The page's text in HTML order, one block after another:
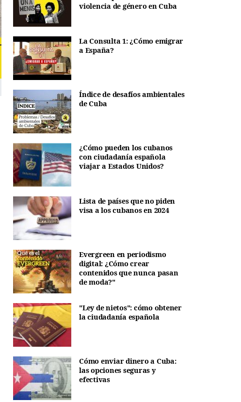
violencia de género en Cuba
La Consulta 1: ¿Cómo emigrar
a España?
Índice de desafíos ambientales
de Cuba
¿Cómo pueden los cubanos
con ciudadanía española
viajar a Estados Unidos?
Lista de países que no piden
visa a los cubanos en 2024
Evergreen en periodismo
digital: ¿Cómo crear
contenidos que nunca pasan
de moda?"
"Ley de nietos": cómo obtener
la ciudadanía española
Cómo enviar dinero a Cuba:
las opciones seguras y
efectivas